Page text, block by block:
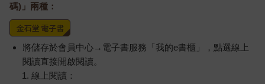
碼)」兩種：
將儲存於會員中心→電子書服務「我的e書櫃」，點選線上
閱讀直接開啟閱讀。
線上閱讀：